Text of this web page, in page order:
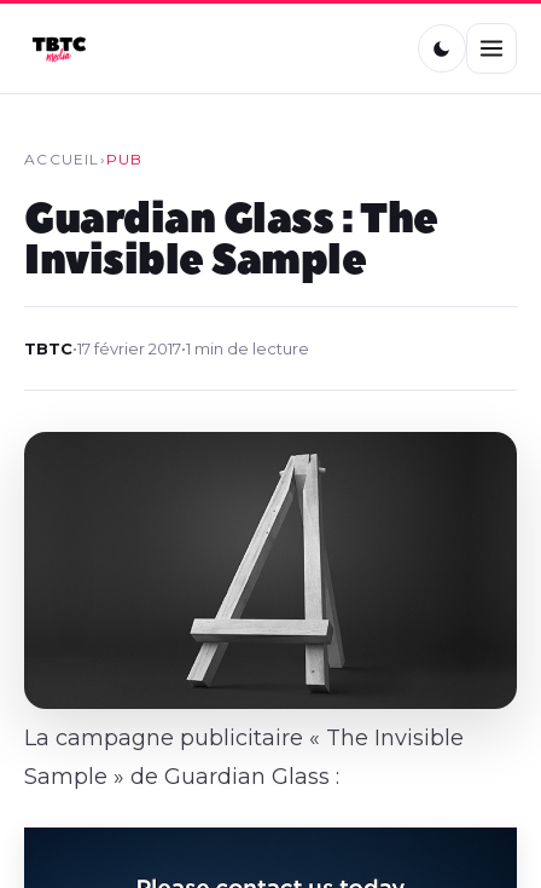
ACCUEIL› PUB
Guardian Glass : The
Invisible Sample
TBTC•17 février 2017•1 min de lecture
La campagne publicitaire « The Invisible
Sample » de Guardian Glass :